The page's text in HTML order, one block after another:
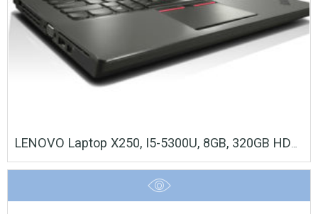
LENOVO Laptop X250, I5-5300U, 8GB, 320GB HDD, 12.5″, Cam, REF FQ